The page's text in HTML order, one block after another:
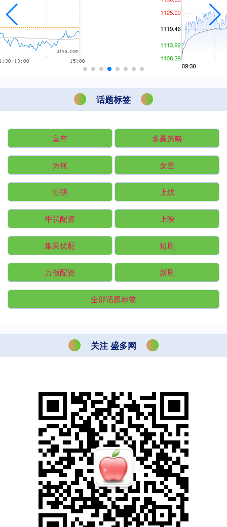
话题标签
宣布 多赢策略
为何 女星
重磅 上线
牛弘配资 上映
集采优配 短剧
力创配资 新剧
全部话题标签
关注 盛多网